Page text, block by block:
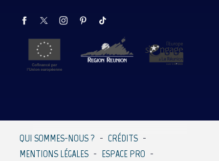
QUI SOMMES-NOUS ?
CRÉDITS
MENTIONS LÉGALES
ESPACE PRO